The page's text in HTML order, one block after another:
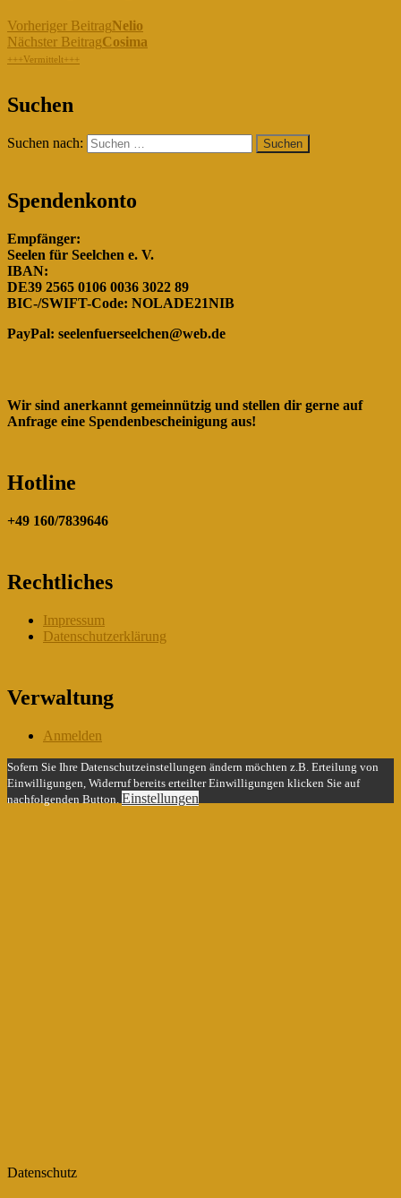
Vorheriger BeitragNelio
Nächster BeitragCosima
+++Vermittelt+++
"Gemeinsam für die Hunde in
Rumänien!"
Suchen
Suchen nach:
Spendenkonto
Empfänger:
Seelen für Seelchen e. V.
IBAN:
DE39 2565 0106 0036 3022 89
BIC-/SWIFT-Code: NOLADE21NIB
PayPal: seelenfuerseelchen@web.de
Wir sind anerkannt gemeinnützig und stellen dir gerne auf
Anfrage eine Spendenbescheinigung aus!
Hotline
+49 160/7839646
Rechtliches
Impressum
Datenschutzerklärung
Verwaltung
Anmelden
Sofern Sie Ihre Datenschutzeinstellungen ändern möchten z.B. Erteilung von
Einwilligungen, Widerruf bereits erteilter Einwilligungen klicken Sie auf
nachfolgenden Button. Einstellungen
Datenschutz